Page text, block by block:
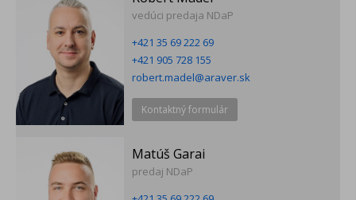
vedúci predaja NDaP
+421 35 69 222 69
+421 905 728 155
robert.madel@araver.sk
Kontaktný formulár
Matúš Garai
predaj NDaP